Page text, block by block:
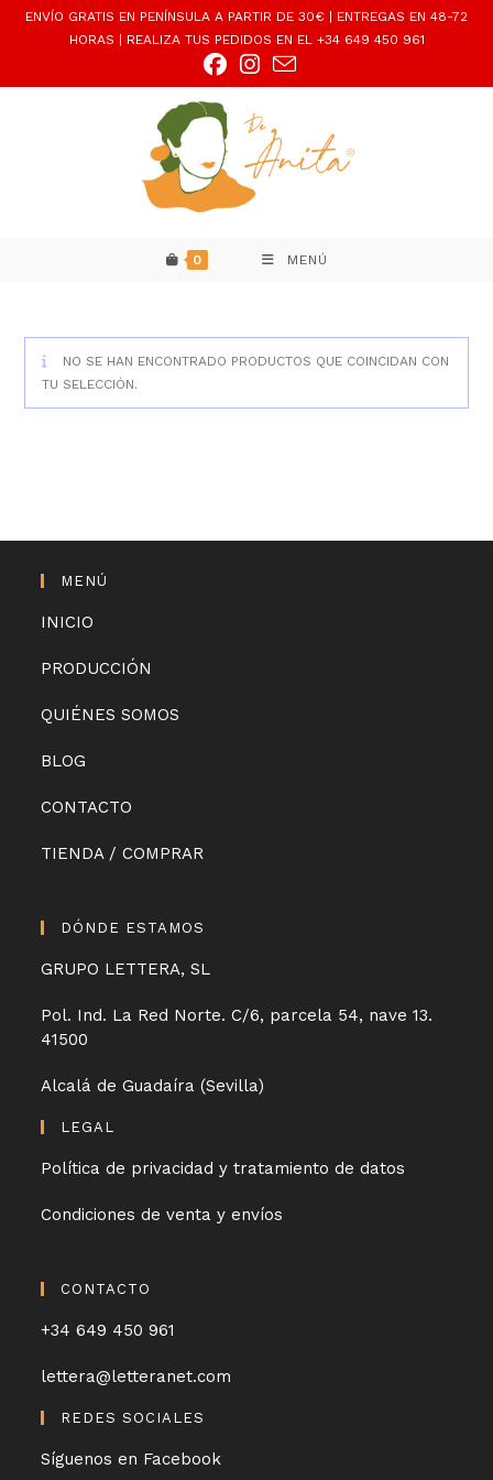
ENVÍO GRATIS EN PENÍNSULA A PARTIR DE 30€ | ENTREGAS EN 48-72
HORAS | REALIZA TUS PEDIDOS EN EL +34 649 450 961
0 MENÚ
NO SE HAN ENCONTRADO PRODUCTOS QUE COINCIDAN CON
TU SELECCIÓN.
MENÚ
INICIO
PRODUCCIÓN
QUIÉNES SOMOS
BLOG
CONTACTO
TIENDA / COMPRAR
DÓNDE ESTAMOS
GRUPO LETTERA, SL
Pol. Ind. La Red Norte. C/6, parcela 54, nave 13.
41500
Alcalá de Guadaíra (Sevilla)
LEGAL
Política de privacidad y tratamiento de datos
Condiciones de venta y envíos
CONTACTO
+34 649 450 961
lettera@letteranet.com
REDES SOCIALES
Síguenos en Facebook